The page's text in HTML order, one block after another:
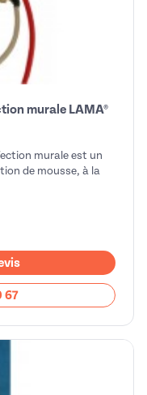
murale LAMA®
murale est un
de mousse, à la
67